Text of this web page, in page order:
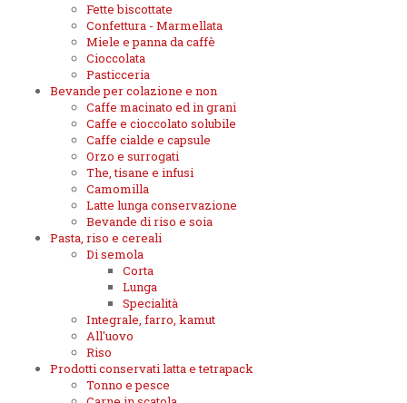
Fette biscottate
Confettura - Marmellata
Miele e panna da caffè
Cioccolata
Pasticceria
Bevande per colazione e non
Caffe macinato ed in grani
Caffe e cioccolato solubile
Caffe cialde e capsule
Orzo e surrogati
The, tisane e infusi
Camomilla
Latte lunga conservazione
Bevande di riso e soia
Pasta, riso e cereali
Di semola
Corta
Lunga
Specialità
Integrale, farro, kamut
All'uovo
Riso
Prodotti conservati latta e tetrapack
Tonno e pesce